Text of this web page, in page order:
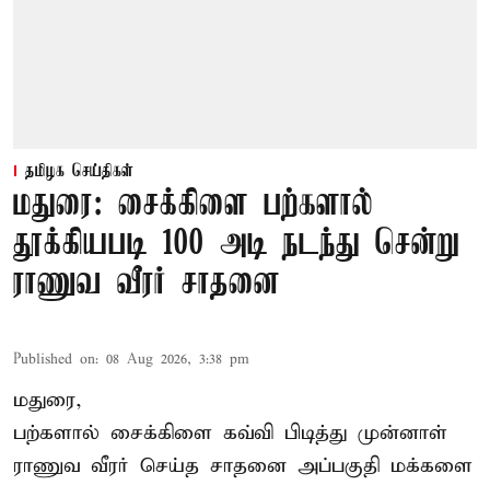
தமிழக செய்திகள்
மதுரை: சைக்கிளை பற்களால்
தூக்கியபடி 100 அடி நடந்து சென்று
ராணுவ வீரர் சாதனை
Published on: 08 Aug 2026, 3:38 pm
மதுரை,
பற்களால் சைக்கிளை கவ்வி பிடித்து முன்னாள்
ராணுவ வீரர் செய்த சாதனை அப்பகுதி மக்களை